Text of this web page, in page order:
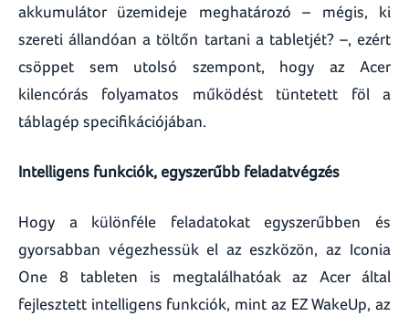
akkumulátor üzemideje meghatározó – mégis, ki
szereti állandóan a töltőn tartani a tabletjét? –, ezért
csöppet sem utolsó szempont, hogy az Acer
kilencórás folyamatos működést tüntetett föl a
táblagép specifikációjában.
Intelligens funkciók, egyszerűbb feladatvégzés
Hogy a különféle feladatokat egyszerűbben és
gyorsabban végezhessük el az eszközön, az Iconia
One 8 tableten is megtalálhatóak az Acer által
fejlesztett intelligens funkciók, mint az EZ WakeUp, az